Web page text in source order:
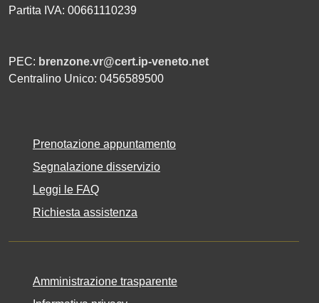
Partita IVA: 00661110239
PEC: brenzone.vr@cert.ip-veneto.net
Centralino Unico: 0456589500
Prenotazione appuntamento
Segnalazione disservizio
Leggi le FAQ
Richiesta assistenza
Amministrazione trasparente